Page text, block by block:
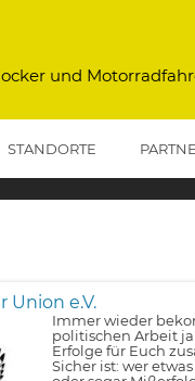
und
STANDORTE
Union e.V.
Immer wieder
politischen Arbeit
Erfolge für Euch
Sicher ist: wer